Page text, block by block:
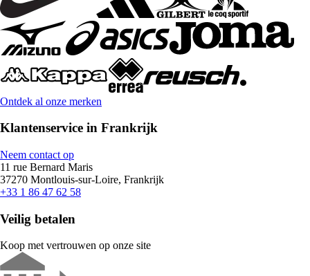
Ontdek al onze merken
Klantenservice in Frankrijk
Neem contact op
11 rue Bernard Maris
37270 Montlouis-sur-Loire, Frankrijk
+33 1 86 47 62 58
Veilig betalen
Koop met vertrouwen op onze site